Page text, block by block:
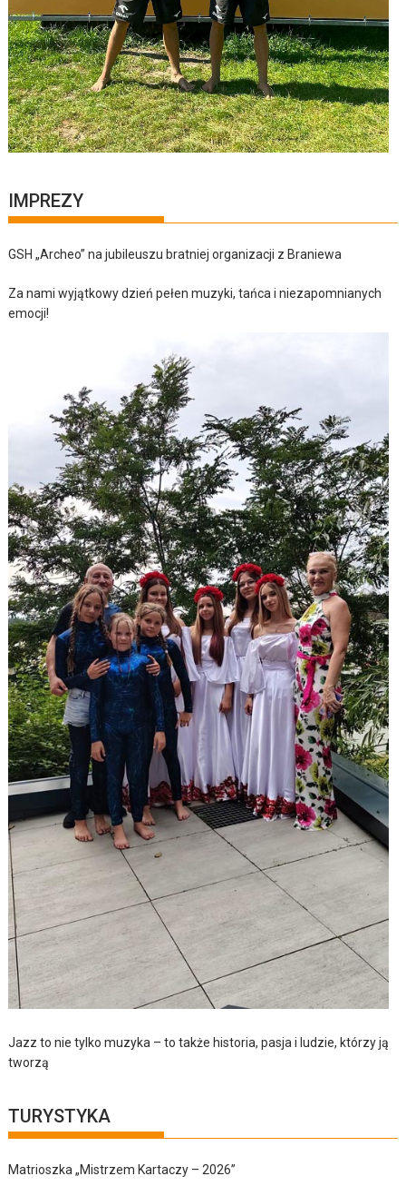
IMPREZY
GSH „Archeo” na jubileuszu bratniej organizacji z Braniewa
Za nami wyjątkowy dzień pełen muzyki, tańca i niezapomnianych
emocji!
Jazz to nie tylko muzyka – to także historia, pasja i ludzie, którzy ją
tworzą
TURYSTYKA
Matrioszka „Mistrzem Kartaczy – 2026”